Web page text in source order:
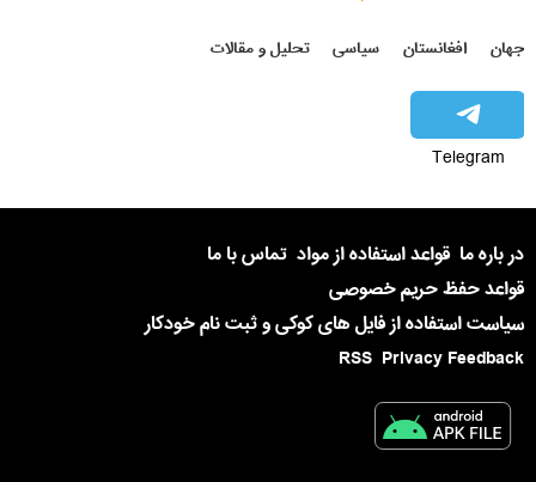
جهان افغانستان سیاسی تحلیل و مقالات
Telegram
در باره ما قواعد استفاده از مواد تماس با ما
قواعد حفظ حریم خصوصی
سیاست استفاده از فایل های کوکی و ثبت نام خودکار
Privacy Feedback
RSS